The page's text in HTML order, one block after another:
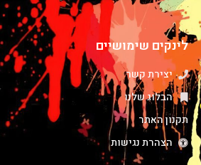
לינקים שימושיים
יצירת קשר
הבלוג שלנו
תקנון האתר
הצהרת נגישות